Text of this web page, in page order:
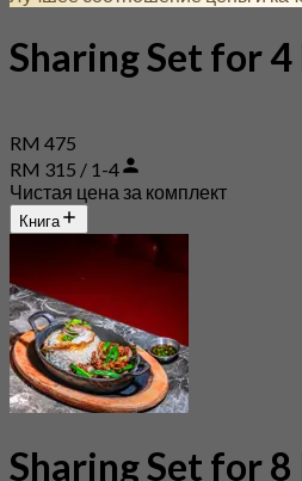
Sharing Set for 4
RM 475
RM 315 / 1-4
Чистая цена за комплект
Книга
Sharing Set for 8